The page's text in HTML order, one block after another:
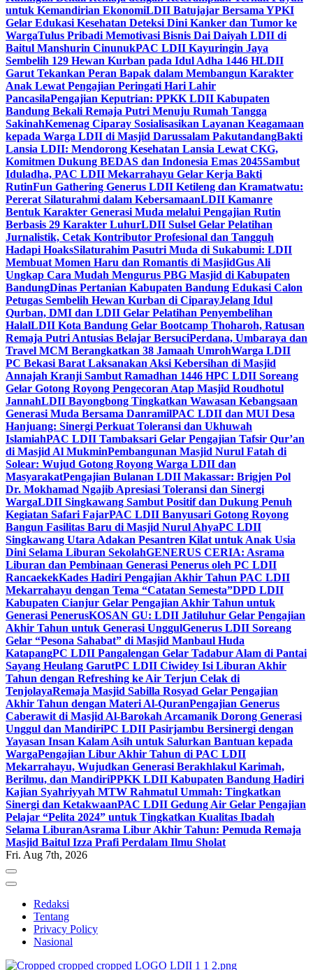
untuk Kemandirian EkonomiLDII Batujajar Bersama YPKI
Gelar Edukasi Kesehatan Deteksi Dini Kanker dan Tumor ke
WargaTulus Pribadi Memotivasi Bisnis Dai Daiyah LDII di
Baitul Manshurin CinunukPAC LDII Kayuringin Jaya
Sembelih 129 Hewan Kurban pada Idul Adha 1446 HLDII
Garut Tekankan Peran Bapak dalam Membangun Karakter
Anak Lewat Pengajian Peringati Hari Lahir
PancasilaPengajian Keputrian: PPKK LDII Kabupaten
Bandung Bekali Remaja Putri Menuju Rumah Tangga
SakinahKemenag Ciparay Sosialisasikan Layanan Keagamaan
kepada Warga LDII di Masjid Darussalam PakutandangBakti
Lansia LDII: Mendorong Kesehatan Lansia Lewat CKG,
Komitmen Dukung BEDAS dan Indonesia Emas 2045Sambut
Iduladha, PAC LDII Mekarrahayu Gelar Kerja Bakti
RutinFun Gathering Generus LDII Ketileng dan Kramatwatu:
Pererat Silaturahmi dalam KebersamaanLDII Kamanre
Bentuk Karakter Generasi Muda melalui Pengajian Rutin
Berbasis 29 Karakter LuhurLDII Sulsel Gelar Pelatihan
Jurnalistik, Cetak Kontributor Profesional dan Tangguh
Hadapi HoaksSilaturahim Pasutri Muda di Sukabumi: LDII
Membuat Momen Haru dan Romantis di MasjidGus Ali
Ungkap Cara Mudah Mengurus PBG Masjid di Kabupaten
BandungDinas Pertanian Kabupaten Bandung Edukasi Calon
Petugas Sembelih Hewan Kurban di CiparayJelang Idul
Qurban, DMI dan LDII Gelar Pelatihan Penyembelihan
HalalLDII Kota Bandung Gelar Bootcamp Thoharoh, Ratusan
Remaja Putri Antusias Belajar BersuciPerdana, Umbaraya dan
Travel MCM Berangkatkan 38 Jamaah UmrohWarga LDII
PC Bekasi Barat Laksanakan Aksi Kebersihan di Masjid
Annajah Kranji Sambut Ramadhan 1446 HPC LDII Soreang
Gelar Gotong Royong Pengecoran Atap Masjid Roudhotul
JannahLDII Bayongbong Tingkatkan Wawasan Kebangsaan
Generasi Muda Bersama DanramilPAC LDII dan MUI Desa
Hanjuang: Sinergi Perkuat Toleransi dan Ukhuwah
IslamiahPAC LDII Tambaksari Gelar Pengajian Tafsir Qur’an
di Masjid Al MukminPembangunan Masjid Nurul Fatah di
Solear: Wujud Gotong Royong Warga LDII dan
MasyarakatPengajian Bulanan LDII Makassar: Brigjen Pol
Dr. Mokhamad Ngajib Apresiasi Toleransi dan Sinergi
WargaLDII Singkawang Sambut Positif dan Dukung Penuh
Kegiatan Safari FajarPAC LDII Banyusari Gotong Royong
Bangun Fasilitas Baru di Masjid Nurul AhyaPC LDII
Singkawang Utara Adakan Pesantren Kilat untuk Anak Usia
Dini Selama Liburan SekolahGENERUS CERIA: Asrama
Liburan dan Pembinaan Generasi Penerus oleh PC LDII
RancaekekKades Hadiri Pengajian Akhir Tahun PAC LDII
Mekarrahayu dengan Tema “Catatan Semesta”DPD LDII
Kabupaten Cianjur Gelar Pengajian Akhir Tahun untuk
Generasi PenerusKOSAN GU: LDII Jatiluhur Gelar Pengajian
Akhir Tahun untuk Generasi UnggulGenerus LDII Soreang
Gelar “Pesona Sahabat” di Masjid Manbaul Huda
KatapangPC LDII Pangalengan Gelar Tadabur Alam di Pantai
Sayang Heulang GarutPC LDII Ciwidey Isi Liburan Akhir
Tahun dengan Refreshing ke Air Terjun Celak di
TenjolayaRemaja Masjid Sabilla Rosyad Gelar Pengajian
Akhir Tahun dengan Materi Al-QuranPengajian Generus
Caberawit di Masjid Al-Barokah Arcamanik Dorong Generasi
Unggul dan MandiriPC LDII Pasirjambu Bersinergi dengan
Yayasan Insan Kalam Asih untuk Salurkan Bantuan kepada
WargaPengajian Libur Akhir Tahun di PAC LDII
Mekarrahayu, Wujudkan Generasi Berakhlakul Karimah,
Berilmu, dan MandiriPPKK LDII Kabupaten Bandung Hadiri
Kajian Syahriyyah MTW Rahmatul Ummah: Tingkatkan
Sinergi dan KetakwaanPAC LDII Gedung Air Gelar Pengajian
Pelajar “Pelita 2024” untuk Tingkatkan Kualitas Ibadah
Selama LiburanAsrama Libur Akhir Tahun: Pemuda Remaja
Masjid Baitul Izza Prafi Perdalam Ilmu Sholat
Fri. Aug 7th, 2026
Redaksi
Tentang
Privacy Policy
Nasional